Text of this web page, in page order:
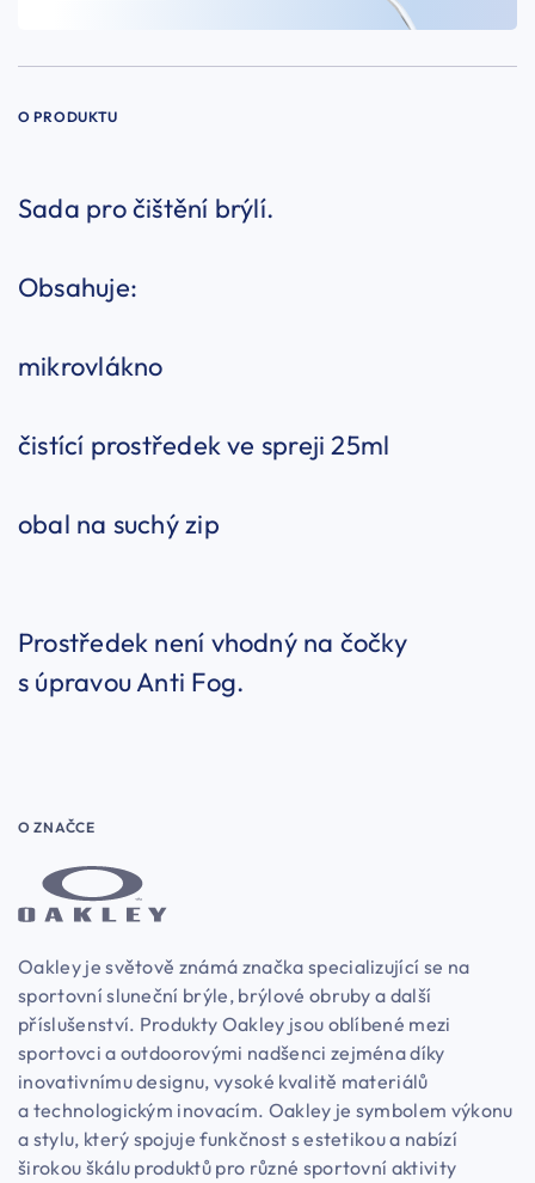
O PRODUKTU
Sada pro čištění brýlí.
Obsahuje:
mikrovlákno
čistící prostředek ve spreji 25ml
obal na suchý zip
Prostředek není vhodný na čočky
s úpravou Anti Fog.
O ZNAČCE
Oakley je světově známá značka specializující se na
sportovní sluneční brýle, brýlové obruby a další
příslušenství. Produkty Oakley jsou oblíbené mezi
sportovci a outdoorovými nadšenci zejména díky
inovativnímu designu, vysoké kvalitě materiálů
a technologickým inovacím. Oakley je symbolem výkonu
a stylu, který spojuje funkčnost s estetikou a nabízí
širokou škálu produktů pro různé sportovní aktivity